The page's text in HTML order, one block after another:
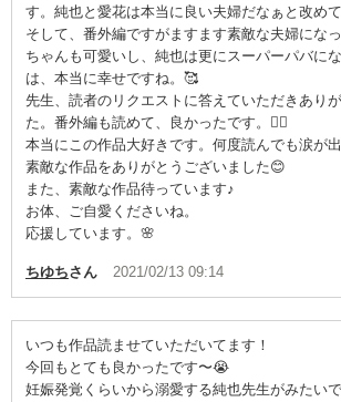
す。純也と愛花は本当に良い夫婦だなぁと改め
そして、番外編ですがますます素敵な夫婦にな
ちゃんも可愛いし、純也は更にスーパーパバに
は、本当に幸せですね。🥰
先生、読者のリクエストに答えていただきあり
た。番外編も読めて、良かったです。🙇‍♂️
本当にこの作品大好きです。何度読んでも涙が出
素敵な作品をありがとうございました😊
また、素敵な作品待っています♪
お体、ご自愛くださいね。
応援しています。🌸
ちゆちさん 2021/02/13 09:14
いつも作品読ませていただいてます！
今回もとても良かったです〜😭
妊娠発覚くらいから溺愛する純也先生がみたい